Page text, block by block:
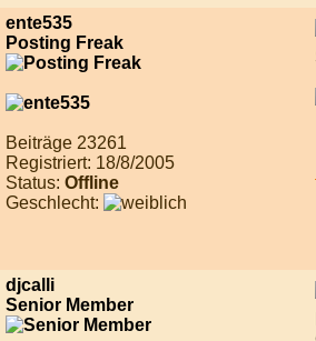
ente535
Posting Freak
Beiträge 23261
Registriert: 18/8/2005
Status: Offline
Geschlecht:
djcalli
Senior Member